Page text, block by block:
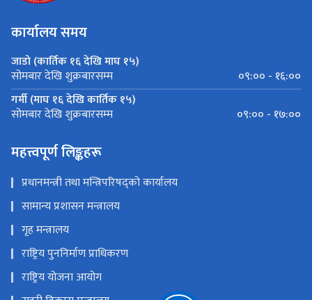
कार्यालय समय
जाडो (कार्तिक १६ देखि माघ १५)
सोमबार देखि शुक्रबारसम्म
०९:०० - १६:००
गर्मी (माघ १६ देखि कार्तिक १५)
सोमबार देखि शुक्रबारसम्म ०९:०० - १७:००
महत्त्वपूर्ण लिङ्कहरू
प्रधानमन्त्री तथा मन्त्रिपरिषद्को कार्यालय
सामान्य प्रशासन मन्त्रालय
गृह मन्त्रालय
राष्ट्रिय पुननिर्माण प्राधिकरण
राष्ट्रिय योजना आयोग